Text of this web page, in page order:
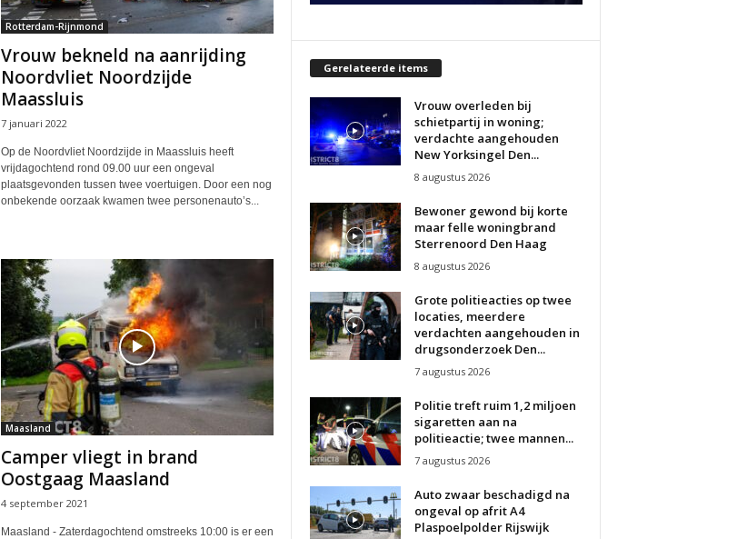
Rotterdam-Rijnmond
Vrouw bekneld na aanrijding
Noordvliet Noordzijde
Maassluis
7 januari 2022
Op de Noordvliet Noordzijde in Maassluis heeft
vrijdagochtend rond 09.00 uur een ongeval
plaatsgevonden tussen twee voertuigen. Door een nog
onbekende oorzaak kwamen twee personenauto’s...
Maasland
Camper vliegt in brand
Oostgaag Maasland
4 september 2021
Maasland - Zaterdagochtend omstreeks 10:00 is er een
Gerelateerde items
Vrouw overleden bij
schietpartij in woning;
verdachte aangehouden
New Yorksingel Den...
8 augustus 2026
Bewoner gewond bij korte
maar felle woningbrand
Sterrenoord Den Haag
8 augustus 2026
Grote politieacties op twee
locaties, meerdere
verdachten aangehouden in
drugsonderzoek Den...
7 augustus 2026
Politie treft ruim 1,2 miljoen
sigaretten aan na
politieactie; twee mannen...
7 augustus 2026
Auto zwaar beschadigd na
ongeval op afrit A4
Plaspoelpolder Rijswijk